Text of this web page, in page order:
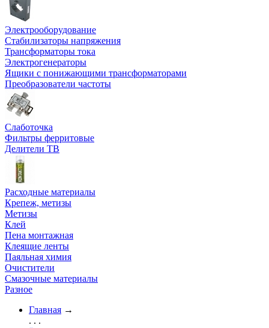
Электрооборудование
Стабилизаторы напряжения
Трансформаторы тока
Электрогенераторы
Ящики с понижающими трансформаторами
Преобразователи частоты
Слаботочка
Фильтры ферритовые
Делители ТВ
Расходные материалы
Крепеж, метизы
Метизы
Клей
Пена монтажная
Клеящие ленты
Паяльная химия
Очистители
Смазочные материалы
Разное
Главная →
. . .